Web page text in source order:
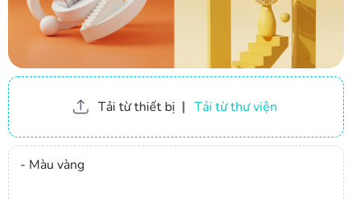
Tải từ thiết bị | Tải từ thư viện